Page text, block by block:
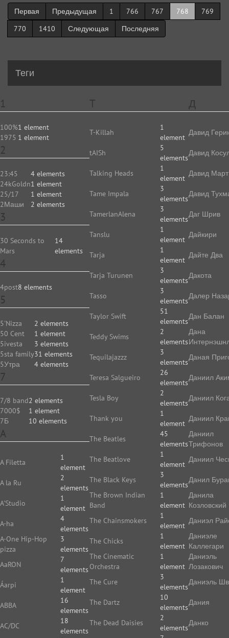
Первая Предыдущая 1 766 767 768
769
770
1410 Следующая Последняя
Теги
1
100%1 element
1975 1 element
2
23:45
4 elements
24kGoldn1 element
25/17
1 element
2Маши
2 elements
3
30 Seconds to
Mars
14
elements
4
4post8 elements
5
5'Nizza
2 elements
50 Cent
1 element
5ivesta
3 elements
5sta family31 elements
5Утра
4 elements
7
7/8 band2 elements
7000$
1 element
7Б
10 elements
A
A Filetta
1
element
A la Ru
2
elements
A'Studio
1
element
A-ha
4
elements
A-One Hip-Hop
pizza
3
elements
AaRON
7
elements
Áarpi
1
element
ABBA
16
elements
AC/DC
18
elements
T
T-Killah
1
element
tAISh
5
elements
Talking Heads
1
element
Tame Impala
3
elements
TamerlanAlena
3
elements
Tanslu
1
element
Tarja
1
element
Tarja Turunen
3
elements
Tasso
3
elements
Taylor Swift
51
elements
Teddy Swims
2
elements
Tequilajazzz
3
elements
Teresa Salgueiro
26
elements
Tesla Boy
2
elements
Thank you
1
element
The Beatles
45
elements
The Beatlove
1
element
The Black Keys
3
elements
The Brown Indian
Band
1
element
The Chainsmokers
1
element
The Chicks
1
element
The Cinematic
Orchestra
1
element
The Cure
3
elements
The Dartz
10
elements
The Dead Daisies
2
elements
Д
Давид
Давид
Давид
Давид
Даг Шрив
Дайкири
Дайте Два
Дакота
Далер
Дан Балан
Дана
Даная
Даниил
Даниил
Даниил
Даниил
Трифонов
Даниил
Данил
Данила
Козловский
Даниэл
Даниэле
Каллегари
Даниэль
Лозакович
Даниэль
Дания
Данко